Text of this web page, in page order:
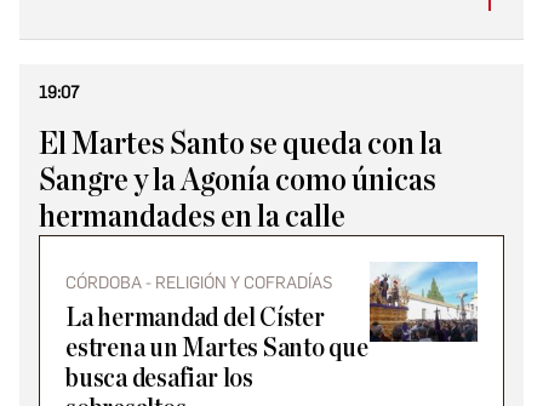
19:07
El Martes Santo se queda con la
Sangre y la Agonía como únicas
hermandades en la calle
CÓRDOBA - RELIGIÓN Y COFRADÍAS
La hermandad del Císter
estrena un Martes Santo que
busca desafiar los